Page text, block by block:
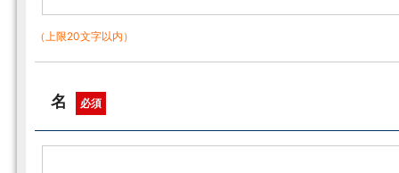
（上限20文字以内）
名 必須